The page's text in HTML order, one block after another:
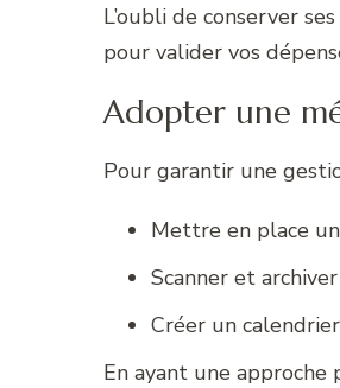
L’oubli de conserver
pour valider vos
Adopter une
Pour garantir une
Mettre en place
Scanner et
Créer un
En ayant une approche